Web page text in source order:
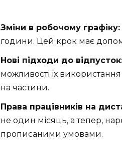
Зміни в робочому графіку:
години. Цей крок має
Нові підходи до
можливості їх
на частини.
Права працівників на
не один місяць, а тепер,
прописаними умовами.